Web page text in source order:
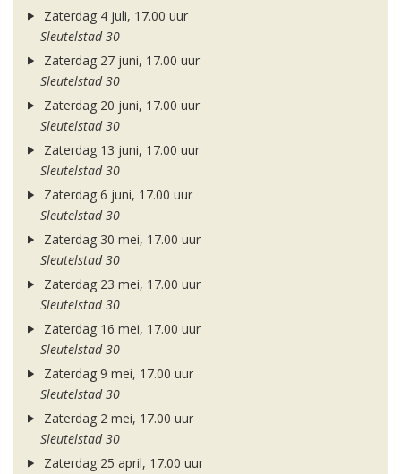
Zaterdag 4 juli, 17.00 uur
Sleutelstad 30
Zaterdag 27 juni, 17.00 uur
Sleutelstad 30
Zaterdag 20 juni, 17.00 uur
Sleutelstad 30
Zaterdag 13 juni, 17.00 uur
Sleutelstad 30
Zaterdag 6 juni, 17.00 uur
Sleutelstad 30
Zaterdag 30 mei, 17.00 uur
Sleutelstad 30
Zaterdag 23 mei, 17.00 uur
Sleutelstad 30
Zaterdag 16 mei, 17.00 uur
Sleutelstad 30
Zaterdag 9 mei, 17.00 uur
Sleutelstad 30
Zaterdag 2 mei, 17.00 uur
Sleutelstad 30
Zaterdag 25 april, 17.00 uur